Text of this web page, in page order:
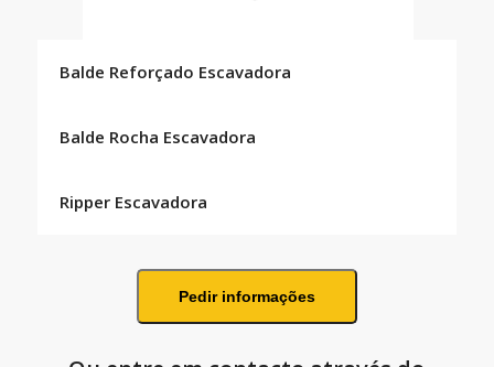
Balde Reforçado Escavadora
Balde Rocha Escavadora
Ripper Escavadora
Pedir informações